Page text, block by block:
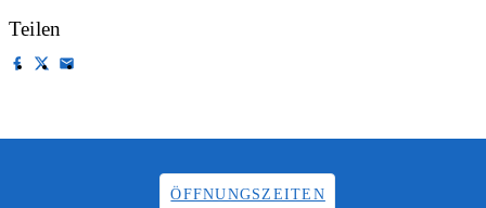
Teilen
ÖFFNUNGSZEITEN